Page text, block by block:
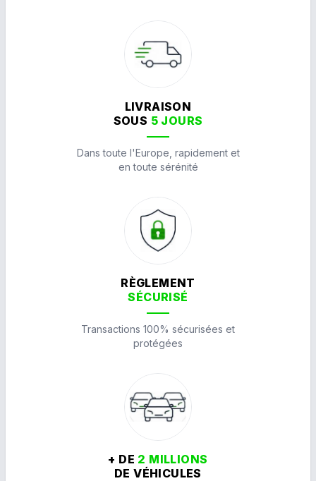
LIVRAISON
SOUS 5 JOURS
Dans toute l'Europe, rapidement et
en toute sérénité
RÈGLEMENT
SÉCURISÉ
Transactions 100% sécurisées et
protégées
+ DE 2 MILLIONS
DE VÉHICULES